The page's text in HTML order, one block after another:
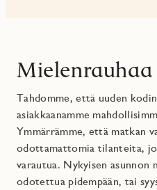
Tahdomme, että uuden
asiakkaanamme
Ymmärrämme, että matkan
odottamattomia tilanteita,
varautua. Nykyisen asunnon
odotettua pidempään, tai